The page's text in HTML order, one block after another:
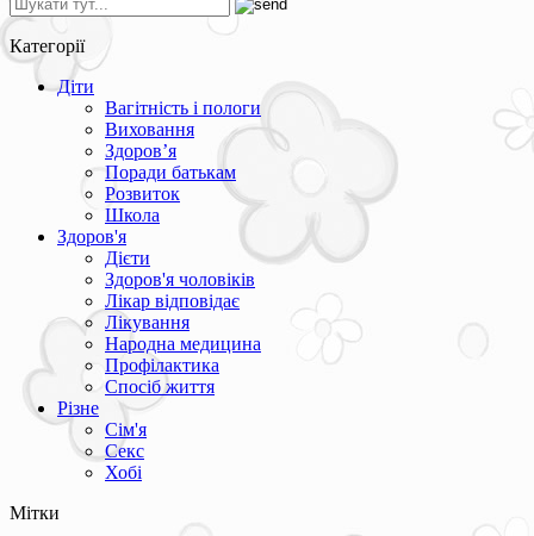
Категорії
Діти
Вагітність і пологи
Виховання
Здоров’я
Поради батькам
Розвиток
Школа
Здоров'я
Дієти
Здоров'я чоловіків
Лікар відповідає
Лікування
Народна медицина
Профілактика
Спосіб життя
Різне
Сім'я
Секс
Хобі
Мітки